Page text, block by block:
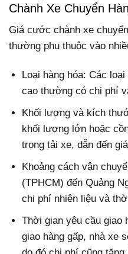
Chành Xe Chuyển
Giá cước chành xe
thường phụ thuộc vào
Loại hàng hóa: Các
cao thường có chi phí
Khối lượng và kích
khối lượng lớn hoặc
trọng tải xe, dẫn đến
Khoảng cách vận
(TPHCM) đến Quảng
chi phí nhiên liệu và
Thời gian yêu cầu giao
giao hàng gấp, nhà xe